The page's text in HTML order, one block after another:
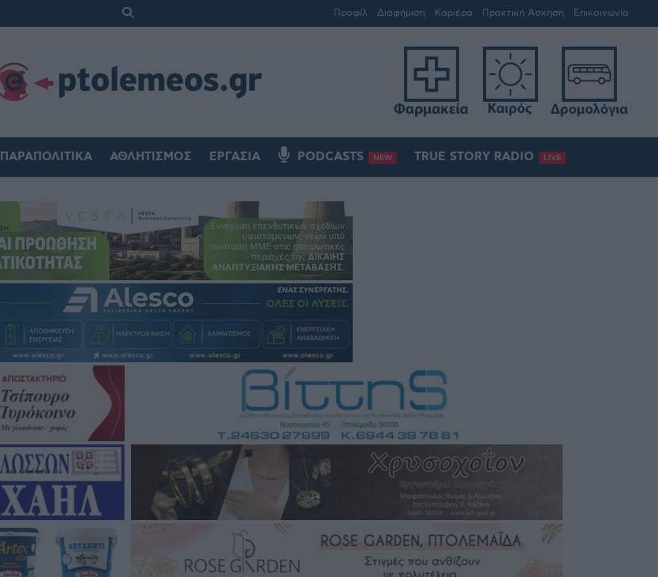
Προφίλ Διαφήμιση Καριέρα Πρακτική Άσκηση Επικοινωνία
ΠΑΡΑΠΟΛΙΤΙΚΆ ΑΘΛΗΤΙΣΜΌΣ ΕΡΓΑΣΊΑ PODCASTS NEW TRUE STORY RADIO LIVE